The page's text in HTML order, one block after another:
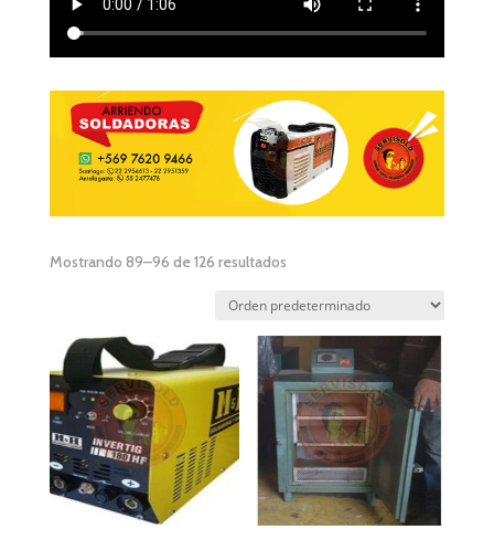
Mostrando 89–96 de 126 resultados